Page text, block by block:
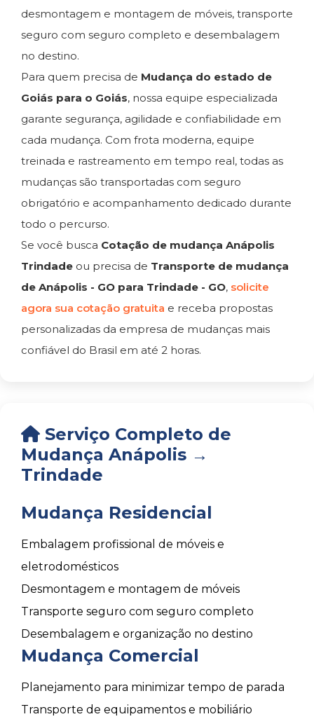
desmontagem e montagem de móveis, transporte
seguro com seguro completo e desembalagem
no destino.
Para quem precisa de Mudança do estado de
Goiás para o Goiás, nossa equipe especializada
garante segurança, agilidade e confiabilidade em
cada mudança. Com frota moderna, equipe
treinada e rastreamento em tempo real, todas as
mudanças são transportadas com seguro
obrigatório e acompanhamento dedicado durante
todo o percurso.
Se você busca Cotação de mudança Anápolis
Trindade ou precisa de Transporte de mudança
de Anápolis - GO para Trindade - GO, solicite
agora sua cotação gratuita e receba propostas
personalizadas da empresa de mudanças mais
confiável do Brasil em até 2 horas.
Serviço Completo de
Mudança Anápolis →
Trindade
Mudança Residencial
Embalagem profissional de móveis e
eletrodomésticos
Desmontagem e montagem de móveis
Transporte seguro com seguro completo
Desembalagem e organização no destino
Mudança Comercial
Planejamento para minimizar tempo de parada
Transporte de equipamentos e mobiliário